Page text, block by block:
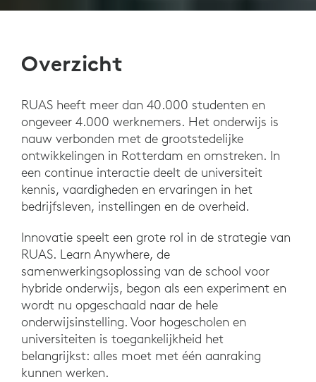
Overzicht
RUAS heeft meer dan 40.000 studenten en
ongeveer 4.000 werknemers. Het onderwijs is
nauw verbonden met de grootstedelijke
ontwikkelingen in Rotterdam en omstreken. In
een continue interactie deelt de universiteit
kennis, vaardigheden en ervaringen in het
bedrijfsleven, instellingen en de overheid.
Innovatie speelt een grote rol in de strategie van
RUAS. Learn Anywhere, de
samenwerkingsoplossing van de school voor
hybride onderwijs, begon als een experiment en
wordt nu opgeschaald naar de hele
onderwijsinstelling. Voor hogescholen en
universiteiten is toegankelijkheid het
belangrijkst: alles moet met één aanraking
kunnen werken.